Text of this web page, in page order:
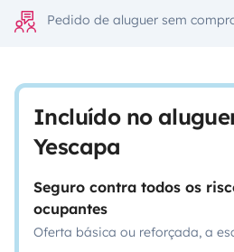
Pedido de aluguer sem
Incluído no
Yescapa
Seguro contra todos os
ocupantes
Oferta básica ou reforçada, a